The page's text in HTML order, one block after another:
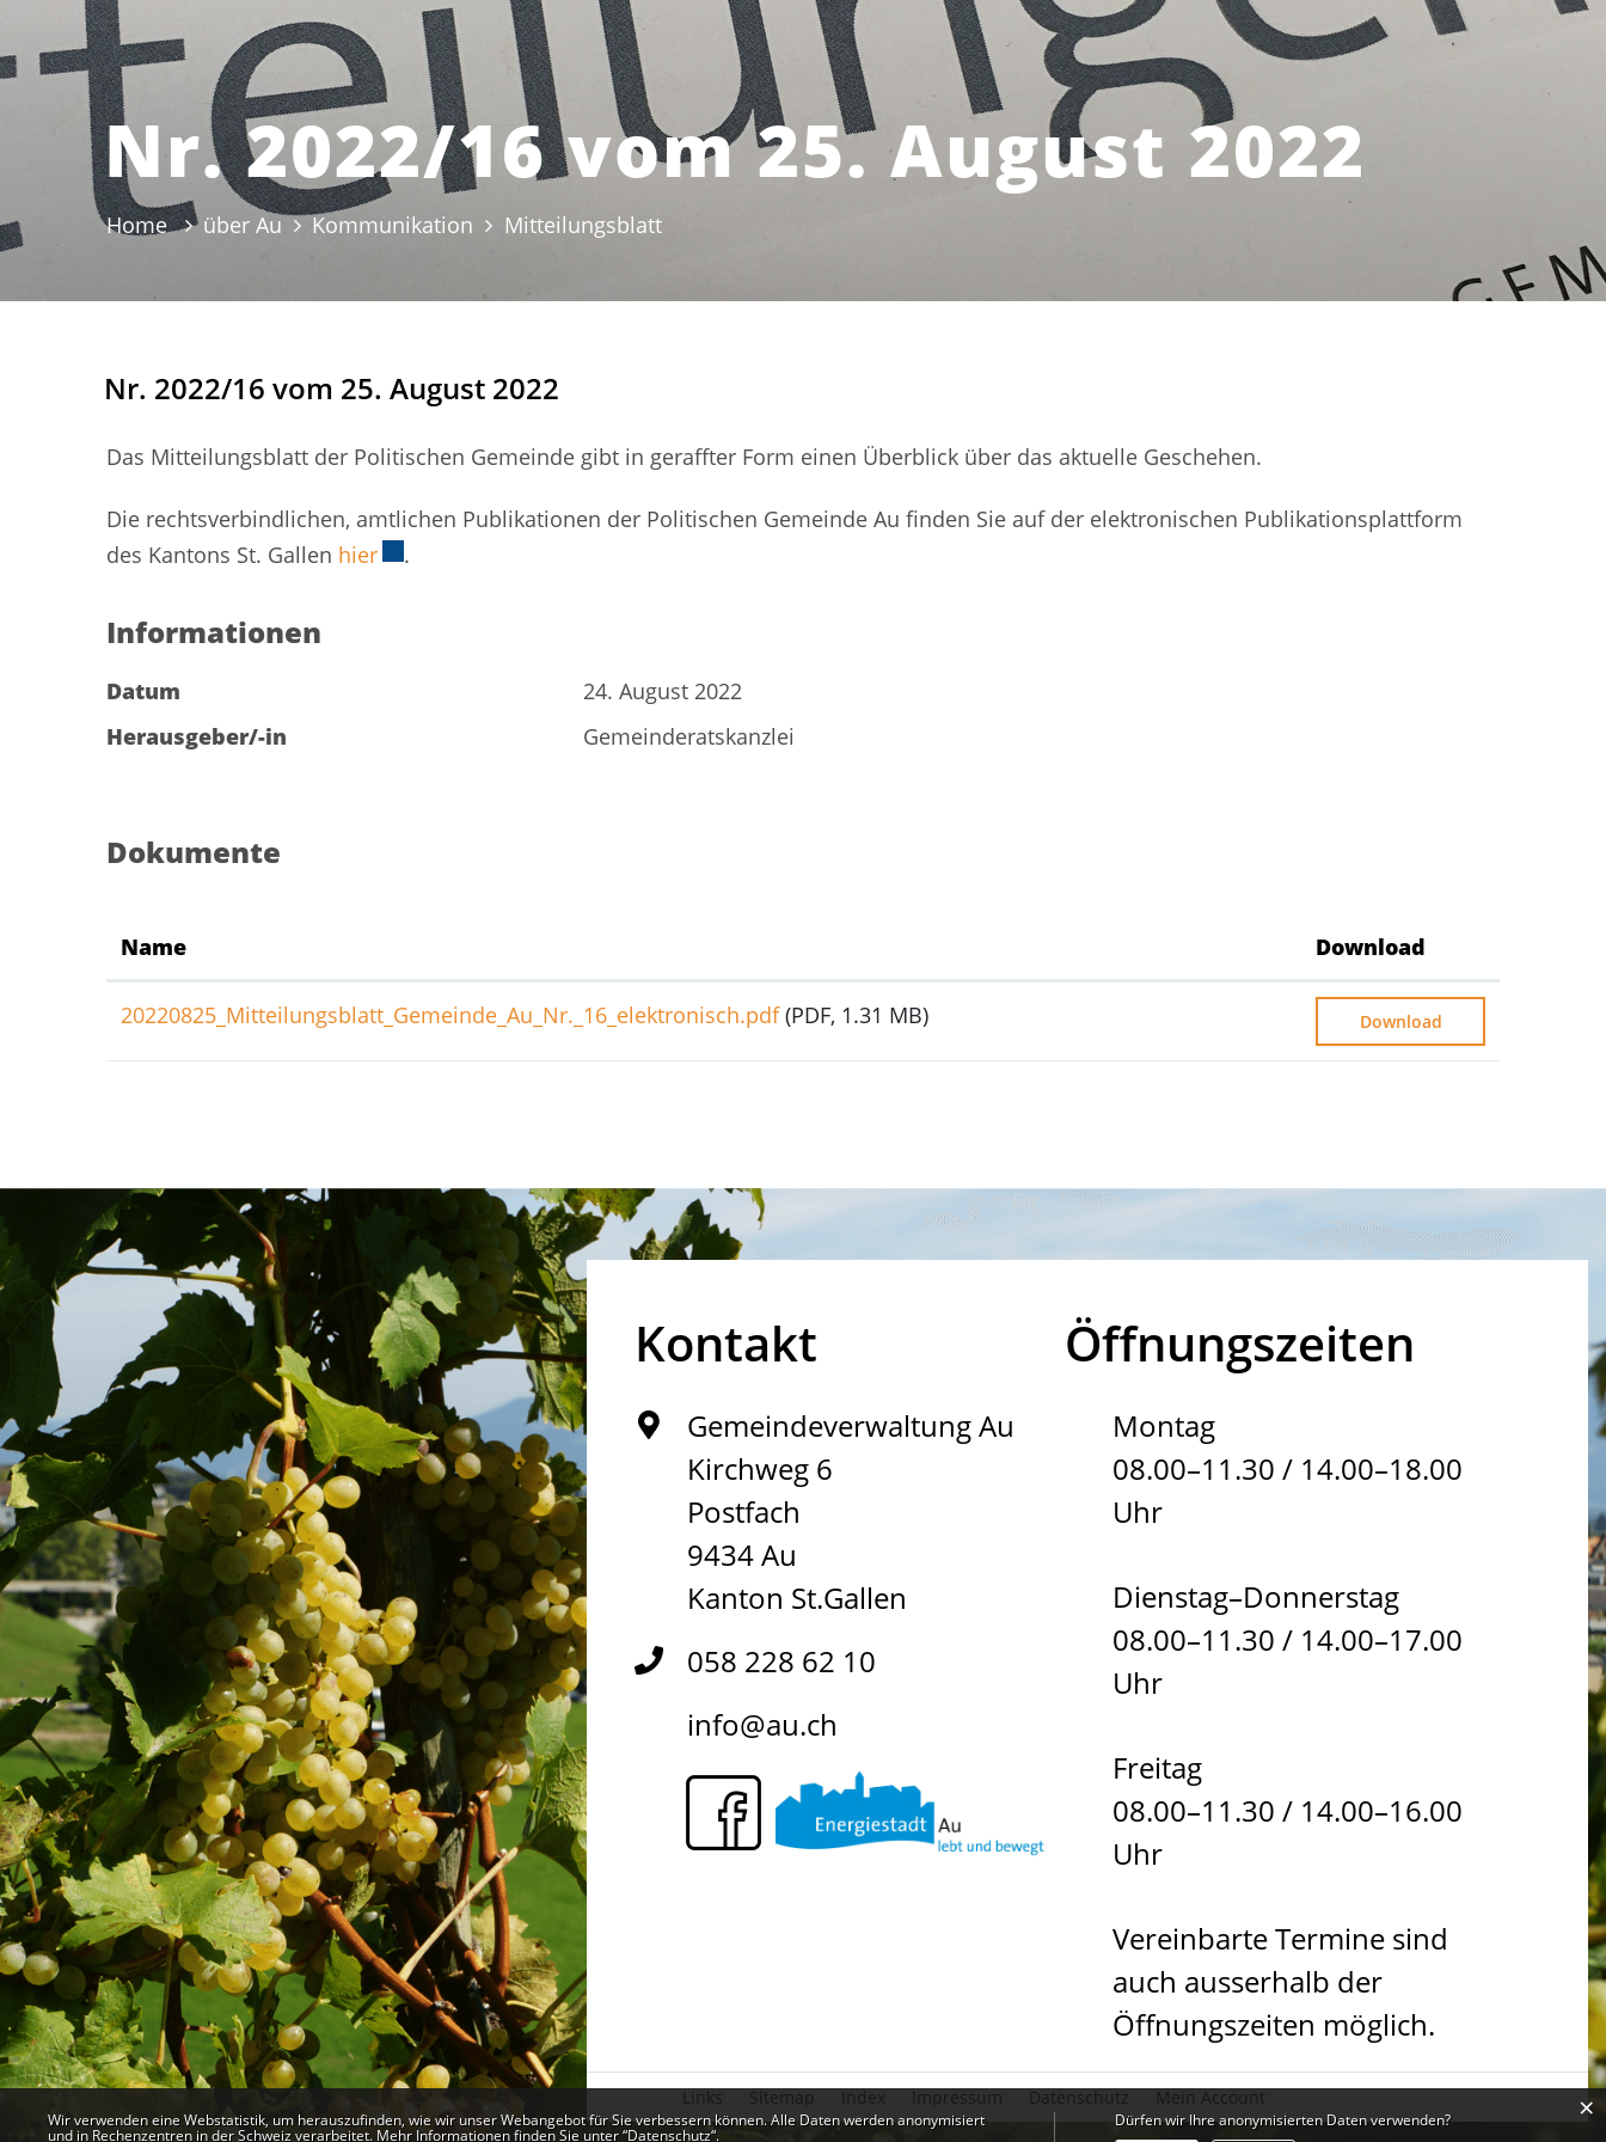
Nr. 2022/16 vom 25. August 2022
Home über Au Kommunikation Mitteilungsblatt(ausgewählt)
Nr. 2022/16 vom 25. August 2022
Das Mitteilungsblatt der Politischen Gemeinde gibt in geraffter Form einen Überblick über das aktuelle Geschehen.
Die rechtsverbindlichen, amtlichen Publikationen der Politischen Gemeinde Au finden Sie auf der elektronischen Publikationsplattform
des Kantons St. Gallen hierExterner Link wird in einem neuen Fenster geöffnet.
.
Informationen
Datum
24. August 2022
Herausgeber/-in
Gemeinderatskanzlei
Dokumente
Name Download
20220825_Mitteilungsblatt_Gemeinde_Au_Nr._16_elektronisch.pdf (PDF, 1.31 MB) Download
Fusszeile Kontakt
Gemeindeverwaltung Au
Kirchweg 6
Postfach
9434 Au
Kanton St.Gallen
058 228 62 10
info@au.ch
Öffnungszeiten
Montag
08.00–11.30 / 14.00–18.00
Uhr
Dienstag–Donnerstag
08.00–11.30 / 14.00–17.00
Uhr
Freitag
08.00–11.30 / 14.00–16.00
Uhr
Vereinbarte Termine sind
auch ausserhalb der
Öffnungszeiten möglich.
Links Sitemap Index Impressum Datenschutz Mein Account
Webstatistik
Wir verwenden eine Webstatistik, um herauszufinden, wie wir unser Webangebot für Sie verbessern können. Alle Daten werden anonymisiert
und in Rechenzentren in der Schweiz verarbeitet. Mehr Informationen finden Sie unter“Datenschutz“.
Dürfen wir Ihre anonymisierten Daten verwenden? ×